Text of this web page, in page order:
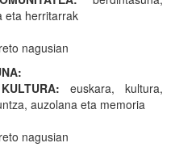
eta herritarrak
nagusian
euskara, kultura,
auzolana eta memoria
nagusian